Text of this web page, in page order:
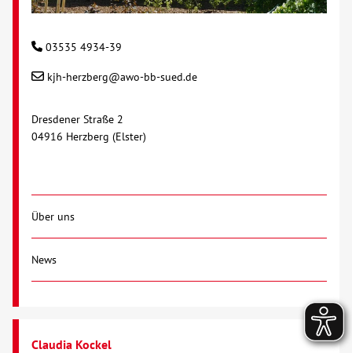
03535 4934-39
kjh-herzberg@awo-bb-sued.de
Dresdener Straße 2
04916 Herzberg (Elster)
Über uns
News
Claudia Kockel